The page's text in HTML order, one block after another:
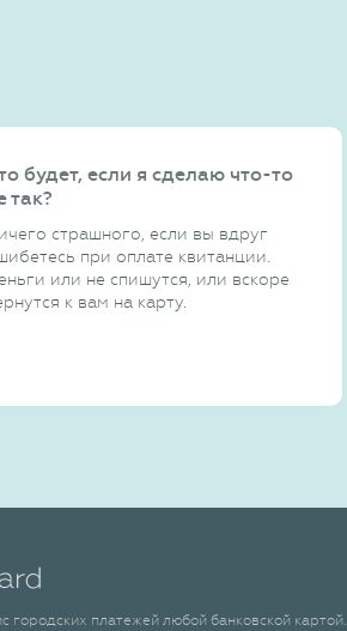
будет, если я сделаю что-то
так?
страшного, если вы вдруг
при оплате квитанции.
или не спишутся, или вскоре
к вам на карту.
городских платежей любой банковской картой.